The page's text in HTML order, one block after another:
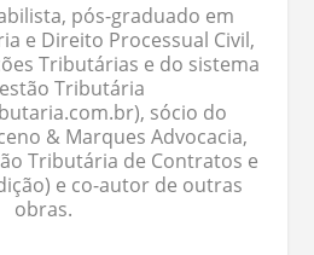
pós-graduado em
e Direito Processual Civil,
Tributárias e do sistema
Tributária
sócio do
& Marques Advocacia,
Tributária de Contratos e
e co-autor de outras
obras.